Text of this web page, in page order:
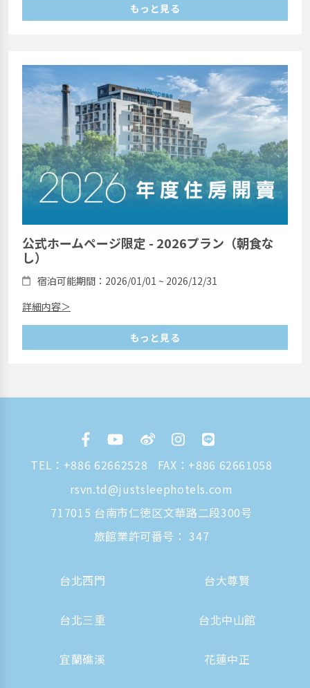
もっと見る
公式ホームページ限定 - 2026プラン（朝食な
し）
宿泊可能期間：2026/01/01 ~ 2026/12/31
詳細内容＞
もっと見る
TEL： +886 62662528
FAX：+886 62661058
rsvn.td@justsleephotels.com
717015 台南市仁徳区文華路二段300号
旅館業許可番号： 347
台北西門 台大尊賢
台北三重 台北中山館
宜蘭礁溪 花蓮中正